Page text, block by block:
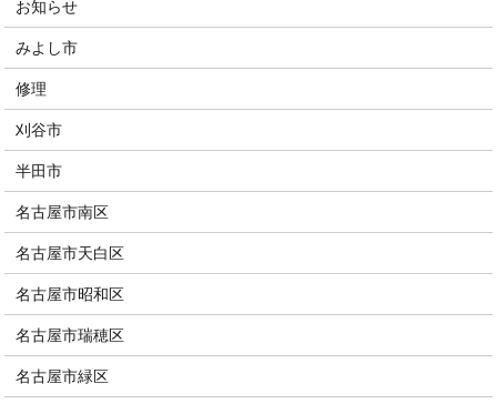
お知らせ
みよし市
修理
刈谷市
半田市
名古屋市南区
名古屋市天白区
名古屋市昭和区
名古屋市瑞穂区
名古屋市緑区